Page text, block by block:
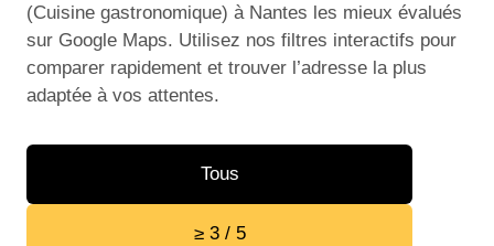
(Cuisine gastronomique) à Nantes les mieux évalués
sur Google Maps. Utilisez nos filtres interactifs pour
comparer rapidement et trouver l’adresse la plus
adaptée à vos attentes.
Tous
≥ 3 / 5